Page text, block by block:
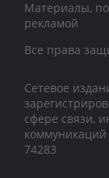
Материалы,
рекламой
Все права
Сетевое
сфере связи,
74283